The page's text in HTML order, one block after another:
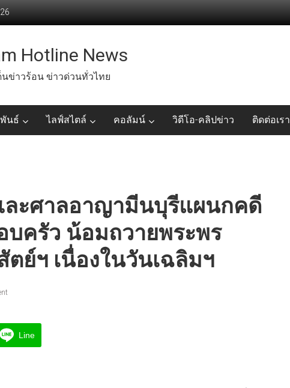
Hotline News
นข่าวร้อน ข่าวด่วนทั่วไทย
นธ์ ไลฟ์สไตล์ คอลัมน์ วิดีโอ-คลิปข่าว ติดต่อเรา
ะศาลอาญามีนบุรีแผนกคดี
บครัว น้อมถวายพระพร
ย์ฯ เนื่องในวันเฉลิมฯ
Line